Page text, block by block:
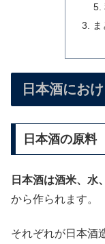
ま
日本酒にお
日本酒の原料
日本酒は酒米、水
から作られます。
それぞれが日本酒